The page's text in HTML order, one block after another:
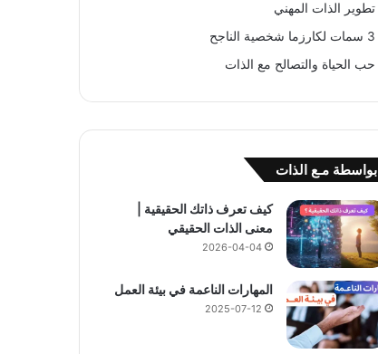
تطوير الذات المهني
3 سمات لكارزما شخصية الناجح
حب الحياة والتصالح مع الذات
بواسطة مـع الذات
كيف تعرف ذاتك الحقيقية |
معنى الذات الحقيقي
2026-04-04
المهارات الناعمة في بيئة العمل
2025-07-12